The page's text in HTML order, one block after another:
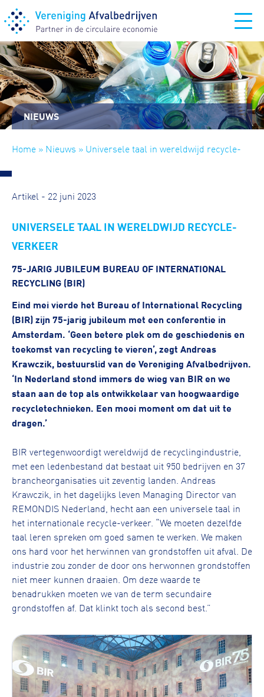
NIEUWS
Home » Nieuws » Universele taal in wereldwijd recycle-
Artikel - 22 juni 2023
UNIVERSELE TAAL IN WERELDWIJD RECYCLE-
VERKEER
75-JARIG JUBILEUM BUREAU OF INTERNATIONAL
RECYCLING (BIR)
Eind mei vierde het Bureau of International Recycling
(BIR) zijn 75-jarig jubileum met een conferentie in
Amsterdam. ‘Geen betere plek om de geschiedenis en
toekomst van recycling te vieren’, zegt Andreas
Krawczik, bestuurslid van de Vereniging Afvalbedrijven.
‘In Nederland stond immers de wieg van BIR en we
staan aan de top als ontwikkelaar van hoogwaardige
recycletechnieken. Een mooi moment om dat uit te
dragen.’
BIR vertegenwoordigt wereldwijd de recyclingindustrie,
met een ledenbestand dat bestaat uit 950 bedrijven en 37
brancheorganisaties uit zeventig landen. Andreas
Krawczik, in het dagelijks leven Managing Director van
REMONDIS Nederland, hecht aan een universele taal in
het internationale recycle-verkeer. “We moeten dezelfde
taal leren spreken om goed samen te werken. We maken
ons hard voor het herwinnen van grondstoffen uit afval. De
industrie zou zonder de door ons herwonnen grondstoffen
niet meer kunnen draaien. Om deze waarde te
benadrukken moeten we van de term secundaire
grondstoffen af. Dat klinkt toch als second best.”